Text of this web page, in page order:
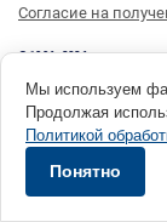
Согласие на
© 1996 - 2026 инструмент
Мы используем
Продолжая
Политикой
Понятно